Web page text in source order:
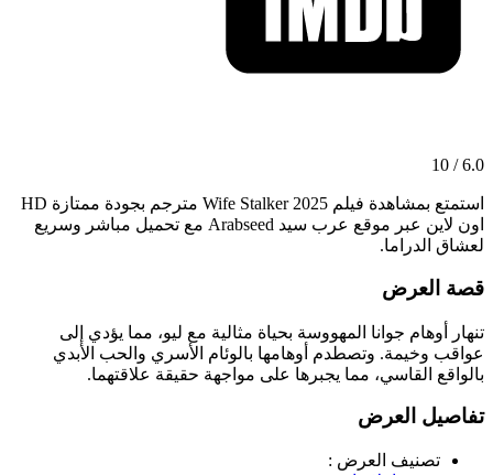
6.0 / 10
استمتع بمشاهدة فيلم Wife Stalker 2025 مترجم بجودة ممتازة HD
اون لاين عبر موقع عرب سيد Arabseed مع تحميل مباشر وسريع
لعشاق الدراما.
قصة العرض
تنهار أوهام جوانا المهووسة بحياة مثالية مع ليو، مما يؤدي إلى
عواقب وخيمة. وتصطدم أوهامها بالوئام الأسري والحب الأبدي
بالواقع القاسي، مما يجبرها على مواجهة حقيقة علاقتهما.
تفاصيل العرض
تصنيف العرض :